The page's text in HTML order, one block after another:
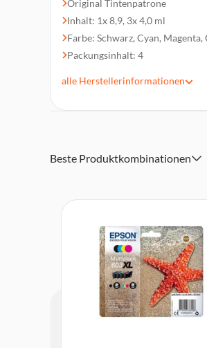
Original Tintenpatrone
Inhalt: 1x 8,9, 3x 4,0 ml
Farbe: Schwarz, Cyan, Magenta,
Packungsinhalt: 4
alle Herstellerinformationen
Beste Produktkombinationen